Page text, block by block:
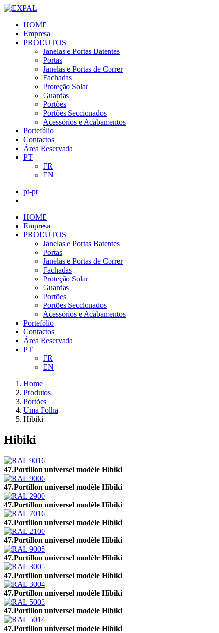
HOME
Empresa
PRODUTOS
Janelas e Portas Batentes
Portas
Janelas e Portas de Correr
Fachadas
Proteção Solar
Guardas
Portões
Portões Seccionados
Acessórios e Acabamentos
Portefólio
Contactos
Área Reservada
PT
FR
EN
pt-pt
HOME
Empresa
PRODUTOS
Janelas e Portas Batentes
Portas
Janelas e Portas de Correr
Fachadas
Proteção Solar
Guardas
Portões
Portões Seccionados
Acessórios e Acabamentos
Portefólio
Contactos
Área Reservada
PT
FR
EN
Home
Produtos
Portões
Uma Folha
Hibiki
Hibiki
47.Portillon universel modèle Hibiki
47.Portillon universel modèle Hibiki
47.Portillon universel modèle Hibiki
47.Portillon universel modèle Hibiki
47.Portillon universel modèle Hibiki
47.Portillon universel modèle Hibiki
47.Portillon universel modèle Hibiki
47.Portillon universel modèle Hibiki
47.Portillon universel modèle Hibiki
47.Portillon universel modèle Hibiki